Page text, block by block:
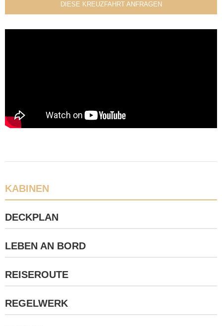
DIESE KREUZFAHRT ANFRAGEN
KABINEN
DECKPLAN
LEBEN AN BORD
REISEROUTE
REGELWERK